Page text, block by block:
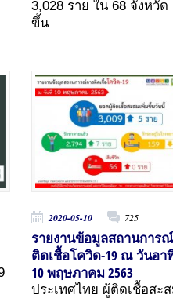
3,028 ราย ใน 68 จังหวัด
ขึ้น
2020-05-10 725
รายงานข้อมูลสถานการ
ติดเชื้อโควิด-19 ณ วันอา
10 พฤษภาคม 2563
ประเทศไทย ผู้ติดเชื้อสะ